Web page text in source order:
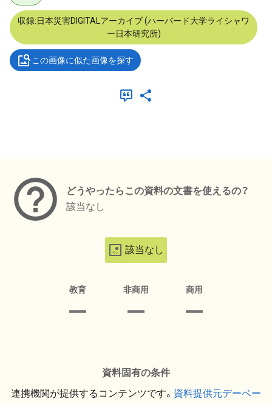
収録:日本災害DIGITALアーカイブ (ハーバード大学ライシャワ
ー日本研究所)
この画像に似た画像を探す
どうやったらこの資料の文書を使えるの？
該当なし
該当なし
教育 非商用 商用
資料固有の条件
連携機関が提供するコンテンツです。 資料提供元デーベー